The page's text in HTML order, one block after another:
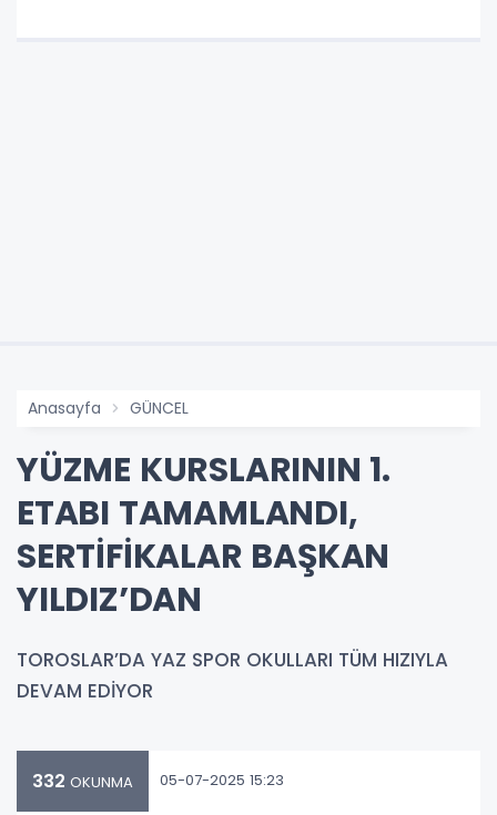
Anasayfa GÜNCEL
YÜZME KURSLARININ 1.
ETABI TAMAMLANDI,
SERTİFİKALAR BAŞKAN
YILDIZ’DAN
TOROSLAR’DA YAZ SPOR OKULLARI TÜM HIZIYLA
DEVAM EDİYOR
332 OKUNMA 05-07-2025 15:23